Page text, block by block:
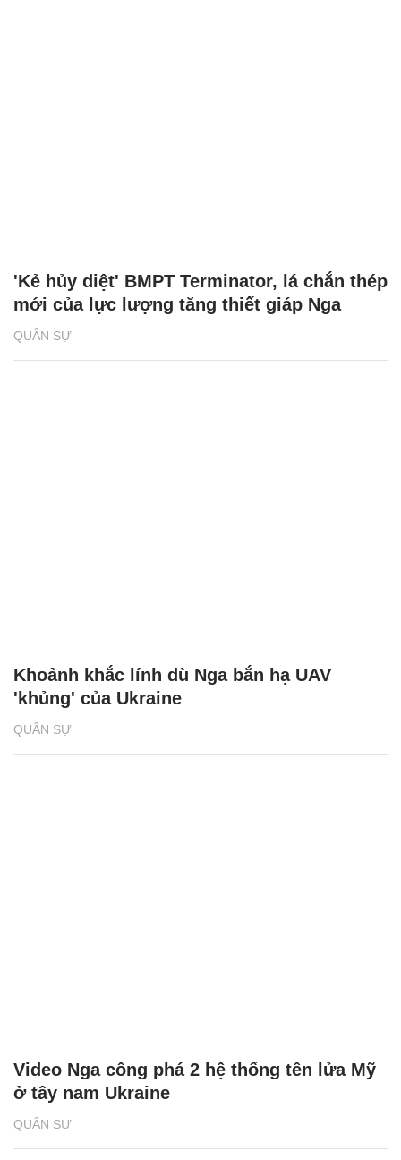
QUÂN SỰ
'Kẻ hủy diệt' BMPT Terminator, lá chắn thép
mới của lực lượng tăng thiết giáp Nga
QUÂN SỰ
Khoảnh khắc lính dù Nga bắn hạ UAV
'khủng' của Ukraine
QUÂN SỰ
Video Nga công phá 2 hệ thống tên lửa Mỹ
ở tây nam Ukraine